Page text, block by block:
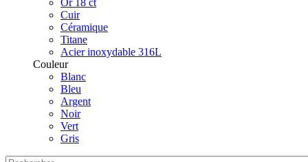
Or 18 ct
Cuir
Céramique
Titane
Acier inoxydable 316L
Couleur
Blanc
Bleu
Argent
Noir
Vert
Gris